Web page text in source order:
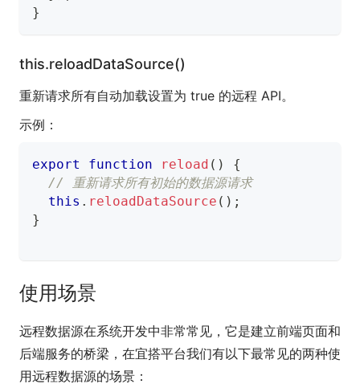
}
this.reloadDataSource()
重新请求所有自动加载设置为 true 的远程 API。
示例：
export function reload ( )
{
// 重新请求所有初始的数据源请求
this . reloadDataSource ( ) ;
}
使用场景
远程数据源在系统开发中非常常见，它是建立前端页面和
后端服务的桥梁，在宜搭平台我们有以下最常见的两种使
用远程数据源的场景：